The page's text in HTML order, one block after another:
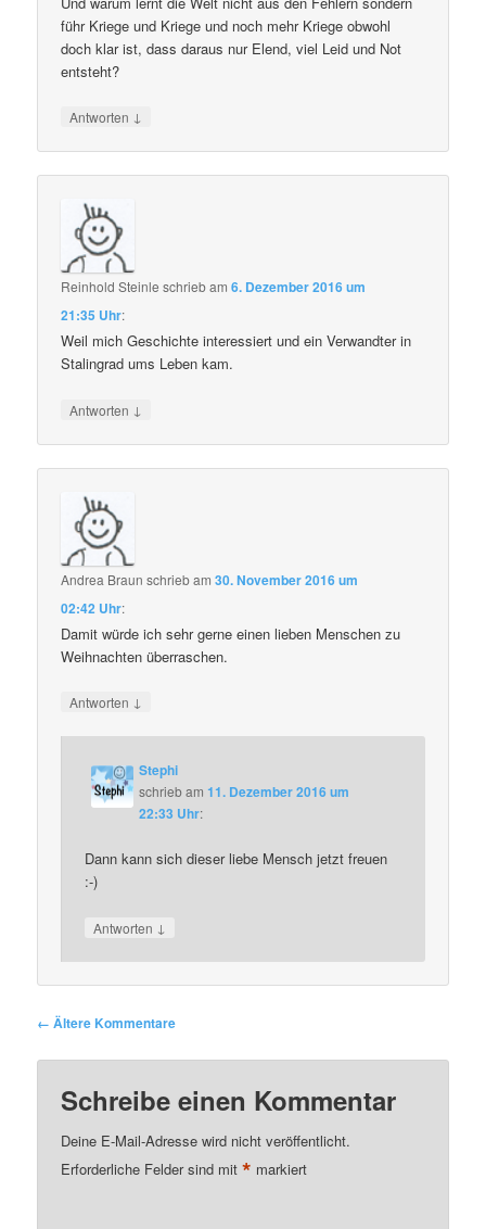
führ Kriege und Kriege und noch mehr Kriege obwohl
doch klar ist, dass daraus nur Elend, viel Leid und Not
entsteht?
Antworten ↓
Reinhold Steinle schriebam6. Dezember 2016 um
21:35 Uhr:
Weil mich Geschichte interessiert und ein Verwandter in
Stalingrad ums Leben kam.
Antworten ↓
Andrea Braun schriebam30. November 2016 um
02:42 Uhr:
Damit würde ich sehr gerne einen lieben Menschen zu
Weihnachten überraschen.
Antworten ↓
Stephi
schriebam11. Dezember 2016 um
22:33 Uhr:
Dann kann sich dieser liebe Mensch jetzt freuen
:-)
Antworten ↓
Kommentarnavigation
← Ältere Kommentare
Schreibe einen Kommentar
Deine E-Mail-Adresse wird nicht veröffentlicht.
Erforderliche Felder sind mit* markiert